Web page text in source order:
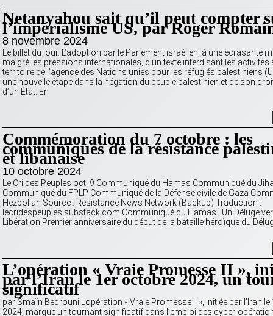
Netanyahou sait qu’il peut compter
l’impérialisme US, par Roger
8 novembre 2024
Le billet du jour. L’adoption par le Parlement israélien, à une écrasante
malgré les pressions internationales, d’un texte interdisant les activités
territoire de l’agence des Nations unies pour les réfugiés palestiniens
une nouvelle étape dans la négation du peuple palestinien et de son
d’un État. En
Commémoration du 7 octobre : les
communiqués de la résistance
et libanaise
10 octobre 2024
Le Cri des Peuples oct. 9 Communiqué du Hamas Communiqué du
Communiqué du FPLP Communiqué de la Défense civile de Gaza
Hezbollah Source : Resistance News Network (Backup) Traduction :
lecridespeuples.substack.com Communiqué du Hamas : Un Déluge
Libération Premier anniversaire du début de la bataille héroïque du
L’opération « Vraie Promesse II »,
par l’Iran le 1er octobre 2024, un
significatif
par Smaïn Bedrouni L’opération « Vraie Promesse II », initiée par l’Iran
2024, marque un tournant significatif dans l’emploi des cyber-